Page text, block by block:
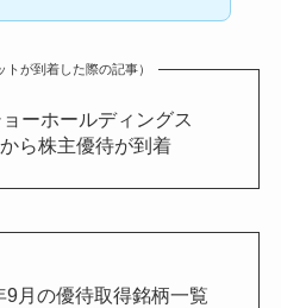
が到着した際の記事）
ーホールディングス
ら株主優待が到着
9月の優待取得銘柄一覧